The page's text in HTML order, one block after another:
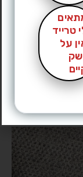
טרייד
על